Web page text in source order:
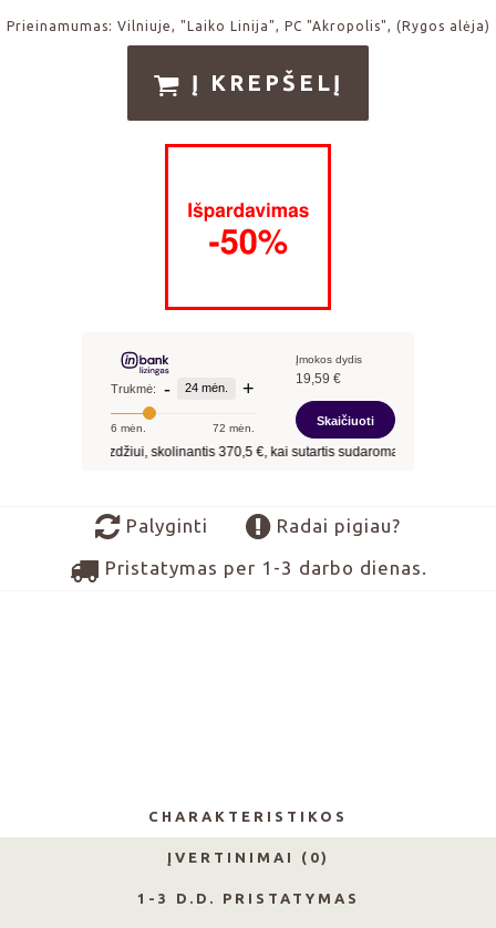
Prieinamumas: Vilniuje, "Laiko Linija", PC "Akropolis", (Rygos alėja)
Į KREPŠELĮ
Palyginti Radai pigiau?
Pristatymas per 1-3 darbo dienas.
CHARAKTERISTIKOS
ĮVERTINIMAI (0)
1-3 D.D. PRISTATYMAS